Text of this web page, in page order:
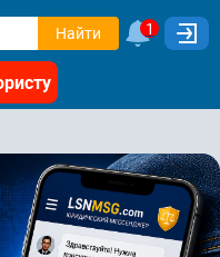
Найти 1